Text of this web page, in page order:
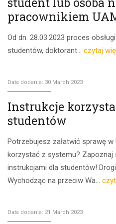
pracownikiem
Od dn. 28.03.2023 proces
studentów, doktorant... czytaj
Data dodania: 30 March 2023
Instrukcje
studentów
Potrzebujesz załatwić sprawę w
korzystać z systemu? Zapoznaj
instrukcjami dla studentów!
Wychodząc na przeciw Wa...
Data dodania: 21 March 2023